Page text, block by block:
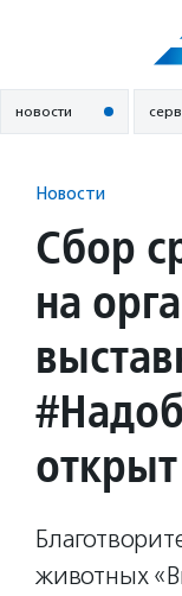
новости
Новости
Сбор
на
животных